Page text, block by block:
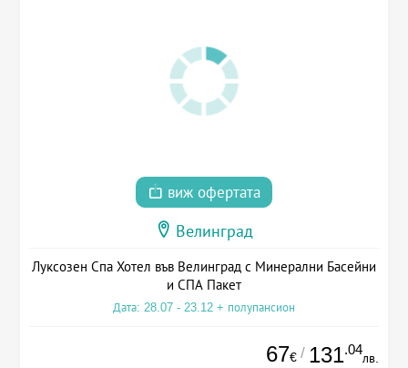
виж офертата
Велинград
Луксозен Спа Хотел във Велинград с Минерални Басейни
и СПА Пакет
Дата: 28.07 - 23.12 + полупансион
67€ / 131.04
лв.